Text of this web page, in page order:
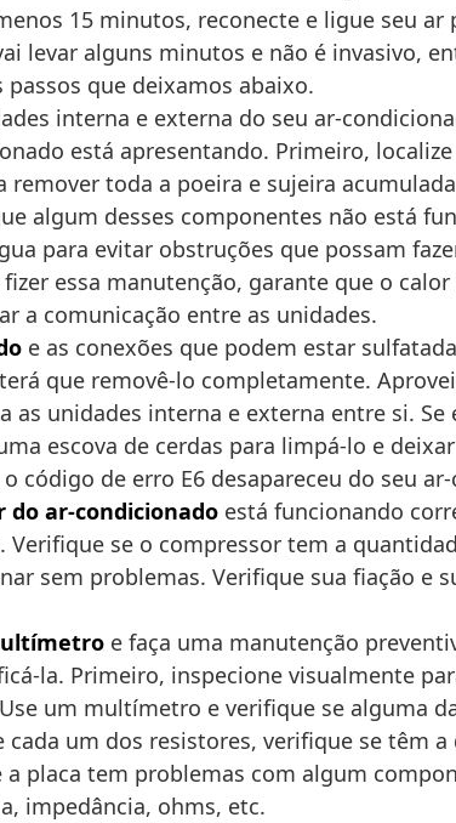
15 minutos, reconecte e ligue seu ar
levar alguns minutos e não é invasivo,
que deixamos abaixo.
interna e externa do seu ar-
está apresentando. Primeiro,
remover toda a poeira e sujeira
algum desses componentes não está
para evitar obstruções que possam
essa manutenção, garante que o
a comunicação entre as unidades.
e as conexões que podem estar
que removê-lo completamente.
as unidades interna e externa entre si.
escova de cerdas para limpá-lo e
código de erro E6 desapareceu do seu
do ar-condicionado está funcionando
se o compressor tem a
sem problemas. Verifique sua fiação e
e faça uma manutenção
la. Primeiro, inspecione visualmente
um multímetro e verifique se alguma
um dos resistores, verifique se têm
a placa tem problemas com algum
impedância, ohms, etc.